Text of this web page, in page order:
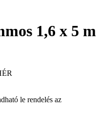
1,6 x 5 m
le rendelés az